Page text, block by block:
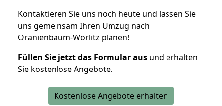
Kontaktieren Sie uns noch heute und lassen Sie
uns gemeinsam Ihren Umzug nach
Oranienbaum-Wörlitz planen!
Füllen Sie jetzt das Formular aus und erhalten
Sie kostenlose Angebote.
Kostenlose Angebote erhalten